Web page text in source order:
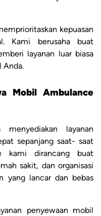
kepuasan
Kami berusaha buat
layanan luar biasa
Anda.
Mobil Ambulance
layanan
sepanjang saat- saat
kami dirancang buat
sakit, dan organisasi
yang lancar dan bebas
penyewaan mobil